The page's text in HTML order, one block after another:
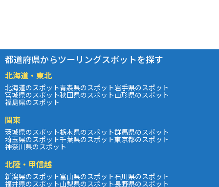
都道府県からツーリングスポットを探す
北海道・東北
北海道のスポット青森県のスポット岩手県のスポット
宮城県のスポット秋田県のスポット山形県のスポット
福島県のスポット
関東
茨城県のスポット栃木県のスポット群馬県のスポット
埼玉県のスポット千葉県のスポット東京都のスポット
神奈川県のスポット
北陸・甲信越
新潟県のスポット富山県のスポット石川県のスポット
福井県のスポット山梨県のスポット長野県のスポット